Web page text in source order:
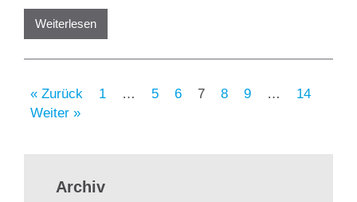
Weiterlesen
« Zurück 1 5 6 7 8 9
14
Weiter »
Archiv